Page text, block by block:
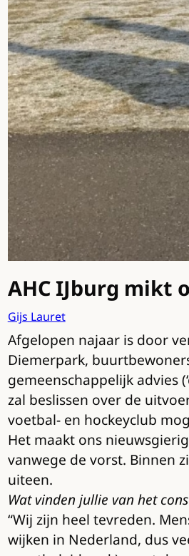
AHC IJburg mikt
Gijs Lauret
Afgelopen najaar is door
Diemerpark,
gemeenschappelijk advies
zal beslissen over de
voetbal- en hockeyclub
Het maakt ons
vanwege de vorst. Binnen
uiteen.
Wat vinden jullie van het
“Wij zijn heel tevreden.
wijken in Nederland, dus